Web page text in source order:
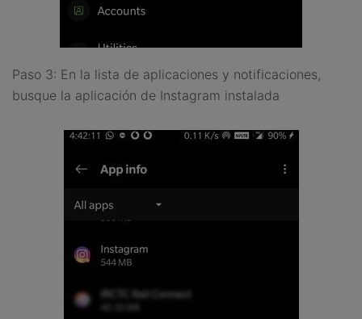
Paso 3: En la lista de aplicaciones y notificaciones,
busque la aplicación de Instagram instalada